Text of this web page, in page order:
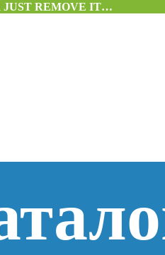
JUST REMOVE IT…